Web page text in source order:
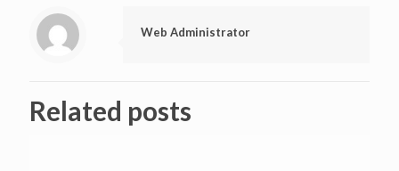
Web Administrator
Related posts